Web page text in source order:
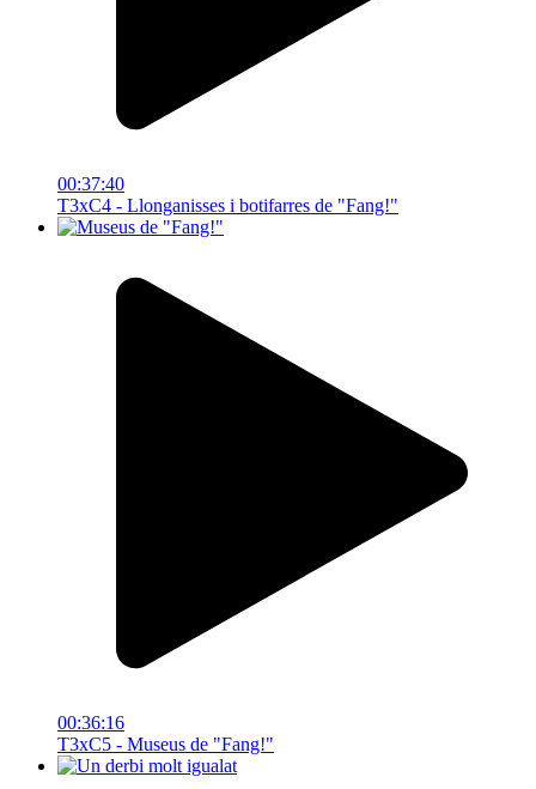
00:37:40
T3xC4 - Llonganisses i botifarres de "Fang!"
00:36:16
T3xC5 - Museus de "Fang!"